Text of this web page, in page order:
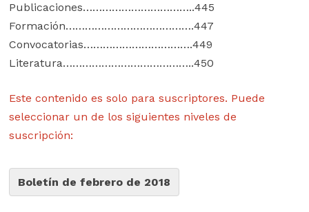
Publicaciones……………………………..445
Formación………………………………….447
Convocatorias…………………………….449
Literatura…………………………………..450
Este contenido es solo para suscriptores. Puede
seleccionar un de los siguientes niveles de
suscripción:
Boletín de febrero de 2018